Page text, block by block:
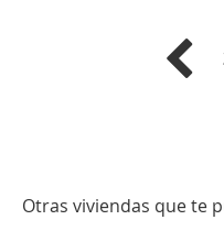
Otras viviendas que te